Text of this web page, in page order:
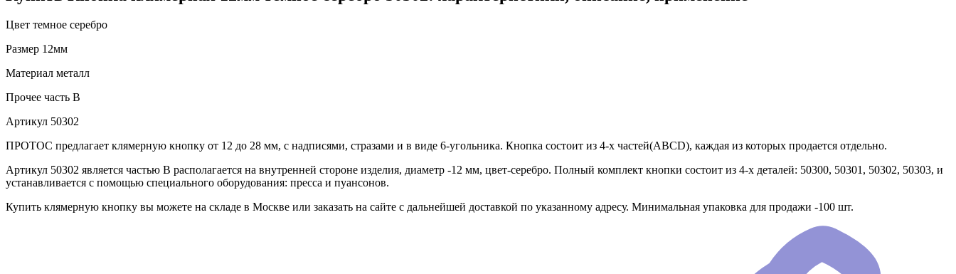
Цвет темное серебро
Размер 12мм
Материал металл
Прочее часть B
Артикул 50302
ПРОТОС предлагает клямерную кнопку от 12 до 28 мм, с надписями, стразами и в виде 6-угольника. Кнопка состоит из 4-х частей(АВСD), каждая из которых продается отдельно.
Артикул 50302 является частью В располагается на внутренней стороне изделия, диаметр -12 мм, цвет-серебро. Полный комплект кнопки состоит из 4-х деталей: 50300, 50301, 50302, 50303, и
устанавливается с помощью специального оборудования: пресса и пуансонов.
Купить клямерную кнопку вы можете на складе в Москве или заказать на сайте с дальнейшей доставкой по указанному адресу. Минимальная упаковка для продажи -100 шт.